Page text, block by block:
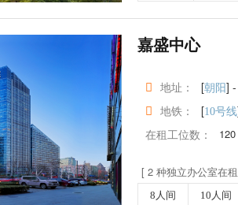
嘉盛中心
地址： [朝阳]
地铁：
[10号线
在租工位数：
[ 2 种独立办公室在
8人间 10人间